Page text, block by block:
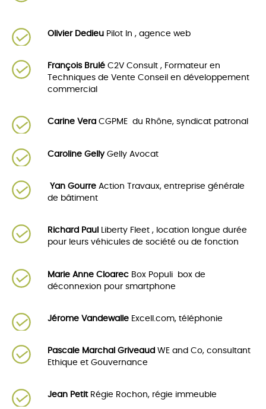
Olivier Dedieu Pilot In , agence web
François Brulé C2V Consult , Formateur en
Techniques de Vente Conseil en développement
commercial
Carine Vera CGPME du Rhône, syndicat patronal
Caroline Gelly Gelly Avocat
Yan Gourre Action Travaux, entreprise générale
de bâtiment
Richard Paul
Liberty Fleet , location longue durée
pour leurs véhicules de société ou de fonction
Marie Anne Cloarec Box Populi box de
déconnexion pour smartphone
Jérome Vandewalle Excell.com, téléphonie
Pascale Marchal Griveaud WE and Co, consultant
Ethique et Gouvernance
Jean Petit Régie Rochon, régie immeuble